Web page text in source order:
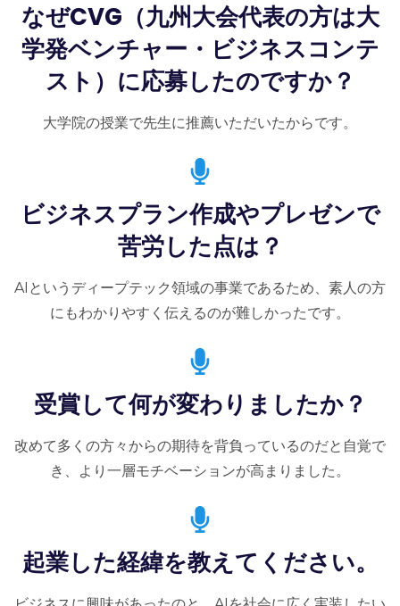
なぜCVG（九州大会代表の方は大
学発ベンチャー・ビジネスコンテ
スト）に応募したのですか？
大学院の授業で先生に推薦いただいたからです。
ビジネスプラン作成やプレゼンで
苦労した点は？
AIというディープテック領域の事業であるため、素人の方
にもわかりやすく伝えるのが難しかったです。
受賞して何が変わりましたか？
改めて多くの方々からの期待を背負っているのだと自覚で
き、より一層モチベーションが高まりました。
起業した経緯を教えてください。